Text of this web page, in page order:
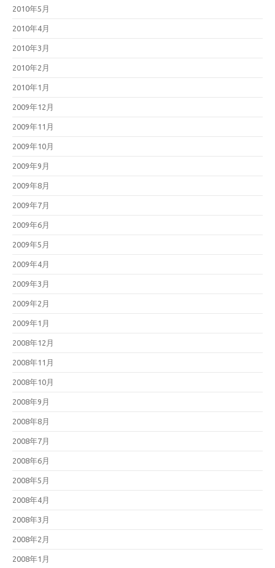
2010年5月
2010年4月
2010年3月
2010年2月
2010年1月
2009年12月
2009年11月
2009年10月
2009年9月
2009年8月
2009年7月
2009年6月
2009年5月
2009年4月
2009年3月
2009年2月
2009年1月
2008年12月
2008年11月
2008年10月
2008年9月
2008年8月
2008年7月
2008年6月
2008年5月
2008年4月
2008年3月
2008年2月
2008年1月